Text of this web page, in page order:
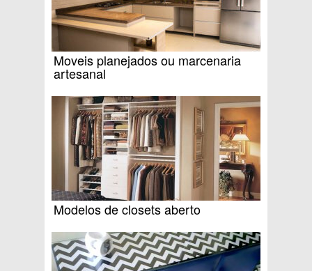
Moveis planejados ou marcenaria
artesanal
Modelos de closets aberto